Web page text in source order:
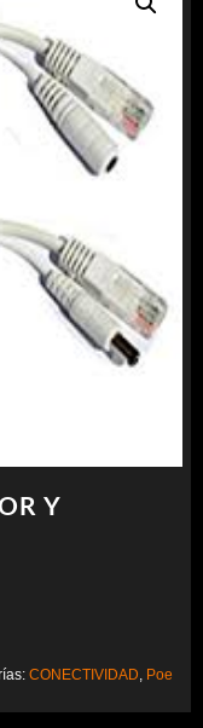
Y
CONECTIVIDAD Poe